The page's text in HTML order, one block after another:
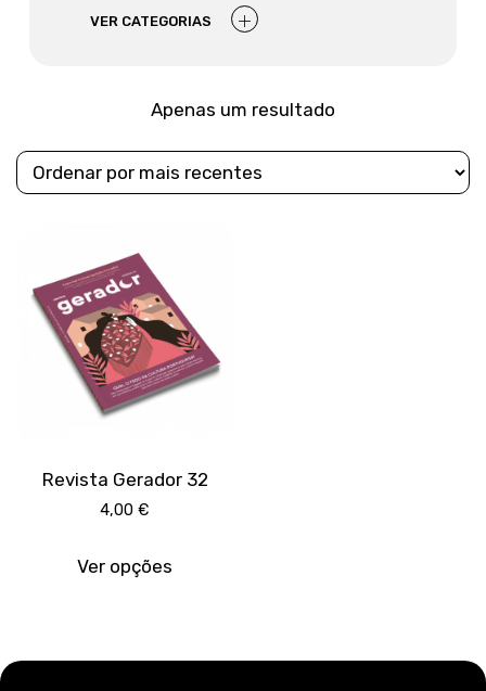
VER CATEGORIAS
Apenas um resultado
Revista Gerador 32
4,00€
Ver opções